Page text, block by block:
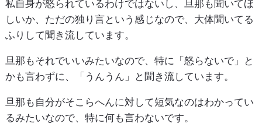
私自身が怒られているわけではないし、旦那も聞いてほ
しいか、ただの独り言という感じなので、大体聞いてる
ふりして聞き流しています。
旦那もそれでいいみたいなので、特に「怒らないで」と
かも言わずに、「うんうん」と聞き流しています。
旦那も自分がそこらへんに対して短気なのはわかってい
るみたいなので、特に何も言わないです。